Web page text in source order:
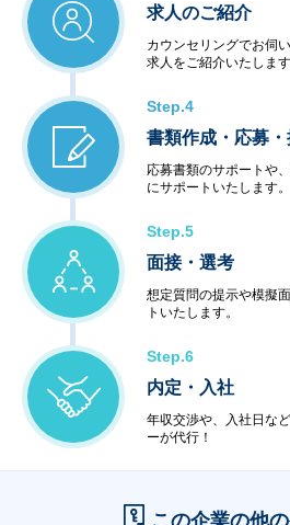
求人のご紹介
カウンセリングでお伺
求人をご紹介いたします
Step.4
書類作成・応募
応募書類のサポートや
にサポートいたします。
Step.5
面接・選考
想定質問の提示や模擬
トいたします。
Step.6
内定・入社
年収交渉や、入社日な
ーが代行！
この企業の他